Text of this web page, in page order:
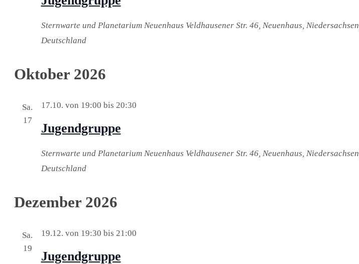
Sternwarte und Planetarium Neuenhaus Veldhausener Str. 46, Neuenhaus, Niedersachsen,
Deutschland
Oktober 2026
Sa.
17
Jugendgruppe
17.10. von 19:00 bis 20:30
Sternwarte und Planetarium Neuenhaus Veldhausener Str. 46, Neuenhaus, Niedersachsen,
Deutschland
Dezember 2026
Sa.
19
Jugendgruppe
19.12. von 19:30 bis 21:00